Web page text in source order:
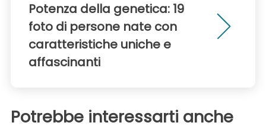
Potenza della genetica: 19
foto di persone nate con
caratteristiche uniche e
affascinanti
Potrebbe interessarti anche